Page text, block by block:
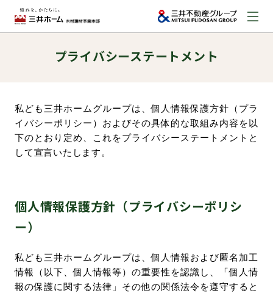
お問い合わせ
事業本部案内
建築実例
環境・社会への取り組み
プライバシーステートメント
私ども三井ホームグループは、個人情報保護方針（プラ
イバシーポリシー）およびその具体的な取組み内容を以
下のとおり定め、これをプライバシーステートメントと
して宣言いたします。
個人情報保護方針（プライバシーポリシ
ー）
私ども三井ホームグループは、個人情報および匿名加工
情報（以下、個人情報等）の重要性を認識し、「個人情
報の保護に関する法律」その他の関係法令を遵守すると